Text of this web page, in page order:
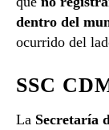
dentro del
ocurrido del
SSC
La Secretaría